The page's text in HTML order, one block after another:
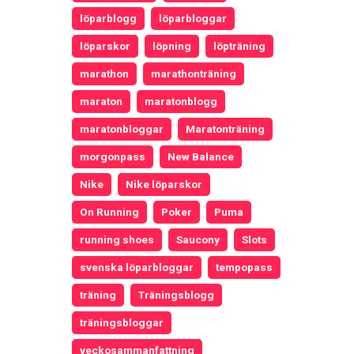
löparblogg löparbloggar
löparskor löpning löpträning
marathon marathonträning
maraton maratonblogg
maratonbloggar Maratonträning
morgonpass New Balance
Nike Nike löparskor
On Running Poker Puma
running shoes Saucony Slots
svenska löparbloggar tempopass
träning Träningsblogg
träningsbloggar
veckosammanfattning